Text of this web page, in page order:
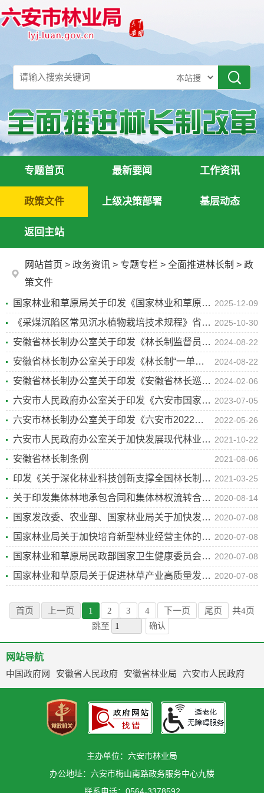
专题首页 最新要闻 工作资讯
政策文件 上级决策部署 基层动态
返回主站
网站首页 > 政务资讯 > 专题专栏 > 全面推进林长制 > 政
策文件
国家林业和草原局关于印发《国家林业和草原局关于促进林下经济发展的若干措施》的通知 2025-12-09
《采煤沉陷区常见沉水植物栽培技术规程》省级技术标准出台 2025-10-30
安徽省林长制办公室关于印发《林长制监督员工作办法（试行）》的通知 2024-08-22
安徽省林长制办公室关于印发《林长制“一单一函一检查”工作制度（试行）》的通知 2024-08-22
安徽省林长制办公室关于印发《安徽省林长巡林制度》的通知 2024-02-06
六安市人民政府办公室关于印发《六安市国家储备林项目建设实施方案》的通知 2023-07-05
六安市林长制办公室关于印发《六安市2022年林长制改革工作要点》的通知 2022-05-26
六安市人民政府办公室关于加快发展现代林业经济助推乡村振兴有关事项的通知 2021-10-22
安徽省林长制条例 2021-08-06
印发《关于深化林业科技创新支撑全国林长制改革示范区建设的实施意见》的通知 2021-03-25
关于印发集体林地承包合同和集体林权流转合同示范文本的通知 2020-08-14
国家发改委、农业部、国家林业局关于加快发展农业循环经济的指导意见 2020-07-08
国家林业局关于加快培育新型林业经营主体的指导意见 2020-07-08
国家林业和草原局民政部国家卫生健康委员会国家中医药管理局关于促进森林康养产业发展的意见 2020-07-08
国家林业和草原局关于促进林草产业高质量发展的指导意见 2020-07-08
首页 上一页 1 2 3 4 下一页 尾页
共4页
跳至
确认
网站导航
中国政府网
安徽省人民政府 安徽省林业局 六安市人民政府
主办单位：六安市林业局
办公地址：六安市梅山南路政务服务中心九楼